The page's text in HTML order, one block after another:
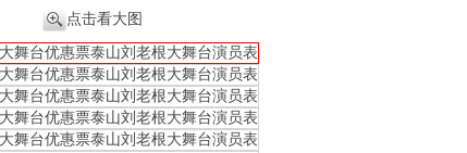
点击看大图